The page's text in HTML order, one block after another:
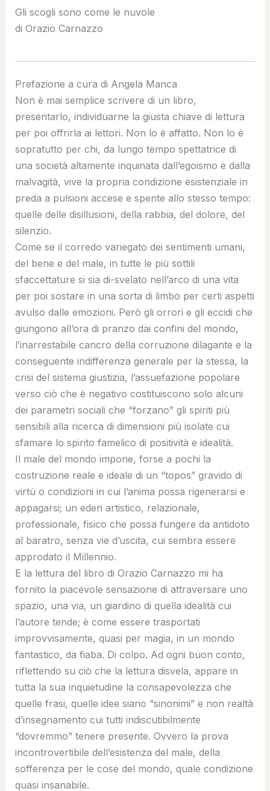
Gli scogli sono come le nuvole
di Orazio Carnazzo
Prefazione a cura di Angela Manca
Non è mai semplice scrivere di un libro,
presentarlo, individuarne la giusta chiave di lettura
per poi offrirla ai lettori. Non lo è affatto. Non lo è
sopratutto per chi, da lungo tempo spettatrice di
una società altamente inquinata dall’egoismo e dalla
malvagità, vive la propria condizione esistenziale in
preda a pulsioni accese e spente allo stesso tempo:
quelle delle disillusioni, della rabbia, del dolore, del
silenzio.
Come se il corredo variegato dei sentimenti umani,
del bene e del male, in tutte le più sottili
sfaccettature si sia di-svelato nell’arco di una vita
per poi sostare in una sorta di limbo per certi aspetti
avulso dalle emozioni. Però gli orrori e gli eccidi che
giungono all’ora di pranzo dai confini del mondo,
l’inarrestabile cancro della corruzione dilagante e la
conseguente indifferenza generale per la stessa, la
crisi del sistema giustizia, l’assuefazione popolare
verso ciò che è negativo costituiscono solo alcuni
dei parametri sociali che “forzano” gli spiriti più
sensibili alla ricerca di dimensioni più isolate cui
sfamare lo spirito famelico di positività e idealità.
Il male del mondo impone, forse a pochi la
costruzione reale e ideale di un “topos” gravido di
virtù o condizioni in cui l’anima possa rigenerarsi e
appagarsi; un eden artistico, relazionale,
professionale, fisico che possa fungere da antidoto
al baratro, senza vie d’uscita, cui sembra essere
approdato il Millennio.
E la lettura del libro di Orazio Carnazzo mi ha
fornito la piacevole sensazione di attraversare uno
spazio, una via, un giardino di quella idealità cui
l’autore tende; è come essere trasportati
improvvisamente, quasi per magia, in un mondo
fantastico, da fiaba. Di colpo. Ad ogni buon conto,
riflettendo su ciò che la lettura disvela, appare in
tutta la sua inquietudine la consapevolezza che
quelle frasi, quelle idee siano “sinonimi” e non realtà
d’insegnamento cui tutti indiscutibilmente
“dovremmo” tenere presente. Ovvero la prova
incontrovertibile dell’esistenza del male, della
sofferenza per le cose del mondo, quale condizione
quasi insanabile.